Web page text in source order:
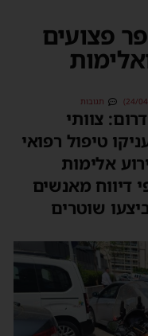
פצועים
תגובות
צוותי
טיפול רפואי
אלימות
דיווח מאנשים
שוטרים